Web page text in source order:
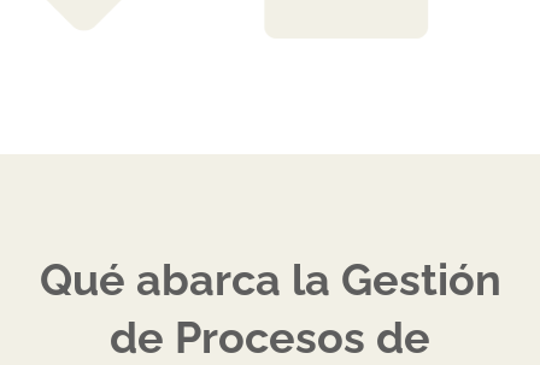
Qué abarca la Gestión
de Procesos de